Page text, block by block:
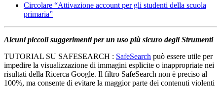
Circolare “Attivazione account per gli studenti della scuola
primaria”
Alcuni piccoli suggerimenti per un uso più sicuro degli Strumenti
TUTORIAL SU SAFESEARCH : SafeSearch può essere utile per
impedire la visualizzazione di immagini esplicite o inappropriate nei
risultati della Ricerca Google. Il filtro SafeSearch non è preciso al
100%, ma consente di evitare la maggior parte dei contenuti violenti